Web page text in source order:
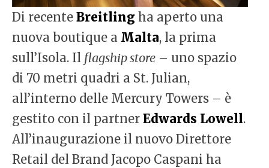
Di recente Breitling ha aperto una
nuova boutique a Malta, la prima
sull’Isola. Il flagship store – uno spazio
di 70 metri quadri a St. Julian,
all’interno delle Mercury Towers – è
gestito con il partner Edwards Lowell.
All’inaugurazione il nuovo Direttore
Retail del Brand Jacopo Caspani ha